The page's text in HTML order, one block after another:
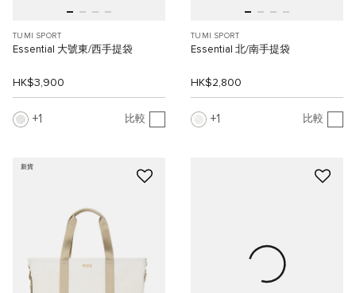
TUMI SPORT
Essential 大號東/西手提袋
HK$3,900
1 比較
TUMI SPORT
Essential 北/南手提袋
HK$2,800
1 比較
新貨